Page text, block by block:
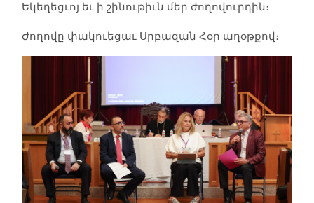
Եկեղեցւոյ եւ ի շինութիւն մեր ժողովուրդին։
Ժողովը փակուեցաւ Սրբազան Հօր աղօթքով։